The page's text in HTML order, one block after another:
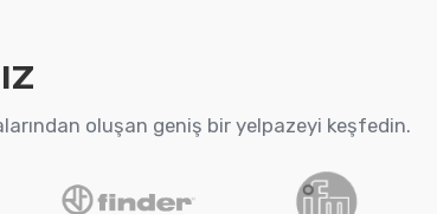
oluşan geniş bir yelpazeyi keşfedin.